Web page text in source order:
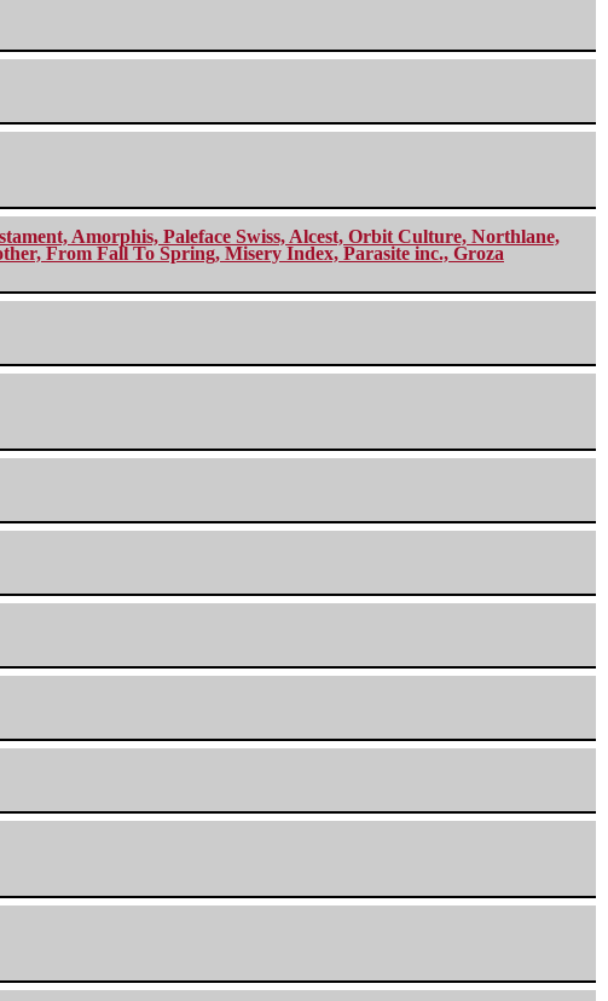
Amorphis, Paleface Swiss, Alcest, Orbit Culture, Northlane,
From Fall To Spring, Misery Index, Parasite inc., Groza